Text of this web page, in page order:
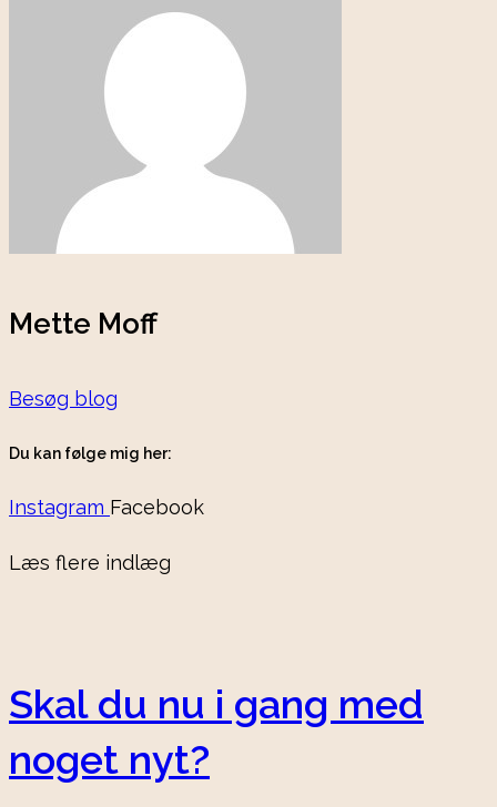
Mette Moff
Besøg blog
Du kan følge mig her:
Instagram Facebook
Læs flere indlæg
Skal du nu i gang med
noget nyt?